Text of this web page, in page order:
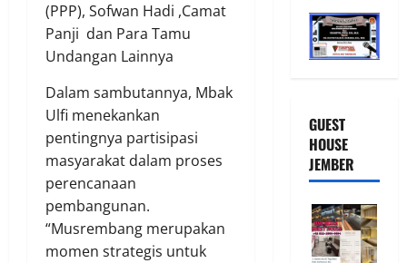
(PPP), Sofwan Hadi ,Camat
Panji dan Para Tamu
Undangan Lainnya
Dalam sambutannya, Mbak
Ulfi menekankan
pentingnya partisipasi
masyarakat dalam proses
perencanaan
pembangunan.
“Musrembang merupakan
momen strategis untuk
GUEST
HOUSE
JEMBER